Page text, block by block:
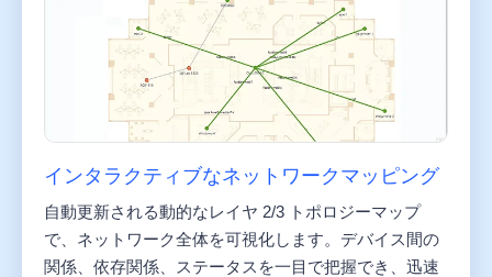
インタラクティブなネットワークマッピング
自動更新される動的なレイヤ 2/3 トポロジーマップ
で、ネットワーク全体を可視化します。デバイス間の
関係、依存関係、ステータスを一目で把握でき、迅速